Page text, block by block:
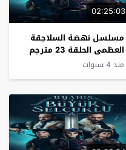
02:25:03
مسلسل نهضة السلاجقة
العظمى الحلقة 23 مترجم
منذ 4 سنوات